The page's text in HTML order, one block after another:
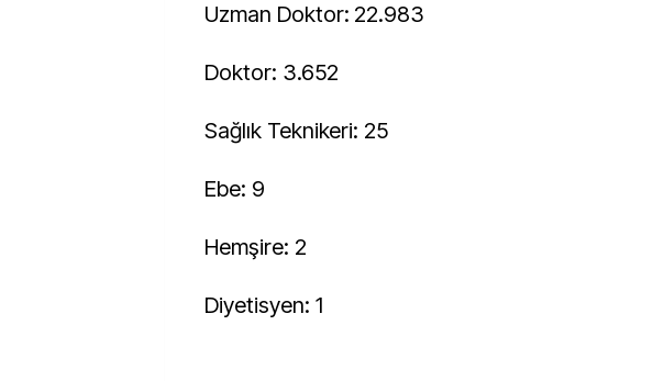
Uzman Doktor: 22.983
Doktor: 3.652
Sağlık Teknikeri: 25
Ebe: 9
Hemşire: 2
Diyetisyen: 1